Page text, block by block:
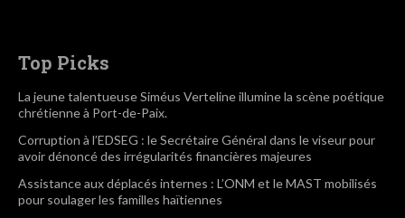
Top Picks
La jeune talentueuse Siméus Verteline illumine la scène poétique
chrétienne à Port-de-Paix.
Corruption à l’EDSEG : le Secrétaire Général dans le viseur pour
avoir dénoncé des irrégularités financières majeures
Assistance aux déplacés internes : L’ONM et le MAST mobilisés
pour soulager les familles haïtiennes